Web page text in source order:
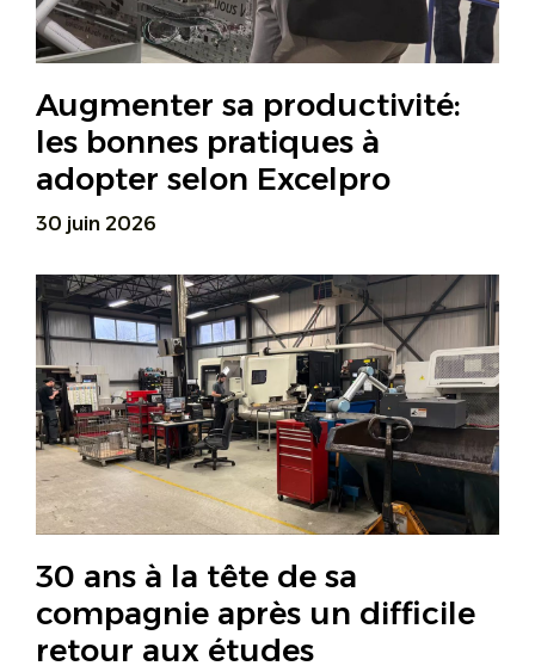
Augmenter sa productivité:
les bonnes pratiques à
adopter selon Excelpro
30 juin 2026
30 ans à la tête de sa
compagnie après un difficile
retour aux études